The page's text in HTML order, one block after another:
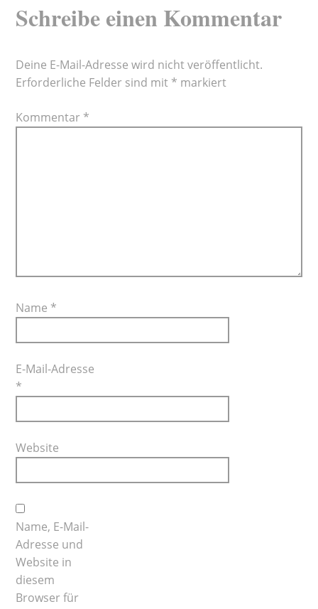
Schreibe einen Kommentar
Deine E-Mail-Adresse wird nicht veröffentlicht.
Erforderliche Felder sind mit * markiert
Kommentar *
Name *
E-Mail-Adresse
*
Website
Name, E-Mail-
Adresse und
Website in
diesem
Browser für